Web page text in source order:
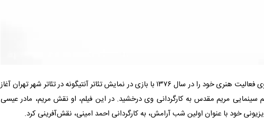
شبنم قلی‌خانی در تاریخ ۱۹ آبان ۱۳۵۶ در تهران متولد شد. وی فعالیت هنری خود را در سال ۱۳۷۶ با بازی در نمایش تئاتر آنتیگونه در تئاتر شهر تهران آغاز
سینمایی مریم مقدس به کارگردانی وی درخشید. در این فیلم، او نقش مریم، مادر عیسی
خود با عنوان اولین شب آرامش، به کارگردانی احمد امینی، نقش‌آفرینی کرد.